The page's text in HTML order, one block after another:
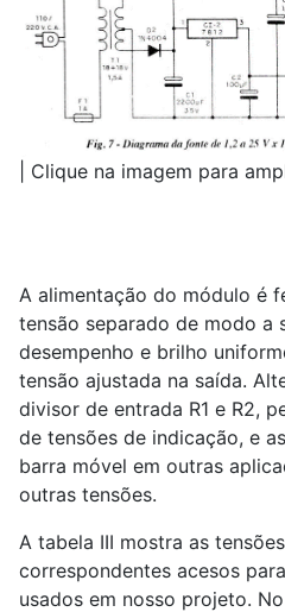
| Clique na imagem para
A alimentação do módulo é
tensão separado de modo a
desempenho e brilho
tensão ajustada na saída.
divisor de entrada R1 e R2,
de tensões de indicação, e
barra móvel em outras
outras tensões.
A tabela III mostra as
correspondentes acesos
usados em nosso projeto.